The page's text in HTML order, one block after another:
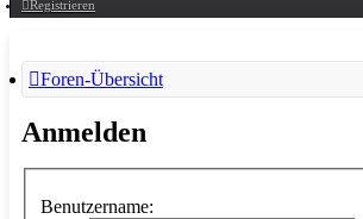
Registrieren
Foren-Übersicht
Anmelden
Benutzername: